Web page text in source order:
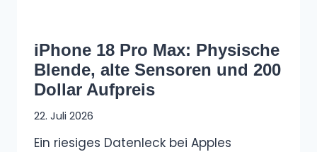
iPhone 18 Pro Max: Physische
Blende, alte Sensoren und 200
Dollar Aufpreis
22. Juli 2026
Ein riesiges Datenleck bei Apples